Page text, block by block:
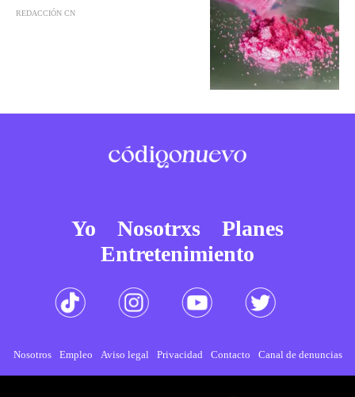
REDACCIÓN CN
Yo Nosotrxs
Planes
Entretenimiento
Nosotros Empleo Aviso legal Privacidad Contacto Canal de denuncias